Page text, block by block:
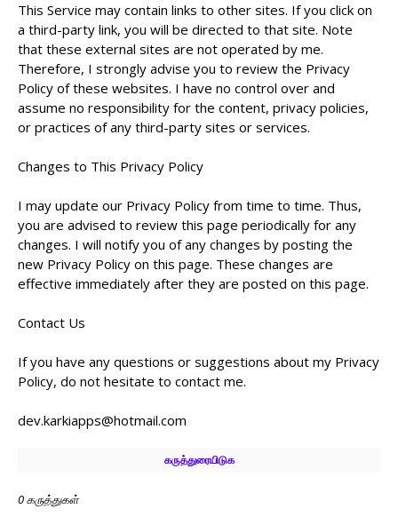
This Service may contain links to other sites. If you click on
a third-party link, you will be directed to that site. Note
that these external sites are not operated by me.
Therefore, I strongly advise you to review the Privacy
Policy of these websites. I have no control over and
assume no responsibility for the content, privacy policies,
or practices of any third-party sites or services.
Changes to This Privacy Policy
I may update our Privacy Policy from time to time. Thus,
you are advised to review this page periodically for any
changes. I will notify you of any changes by posting the
new Privacy Policy on this page. These changes are
effective immediately after they are posted on this page.
Contact Us
If you have any questions or suggestions about my Privacy
Policy, do not hesitate to contact me.
dev.karkiapps@hotmail.com
கருத்துரையிடுக
0 கருத்துகள்